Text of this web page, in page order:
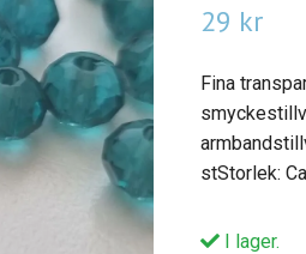
29 kr
Fina
stStorlek: Ca
I lager.